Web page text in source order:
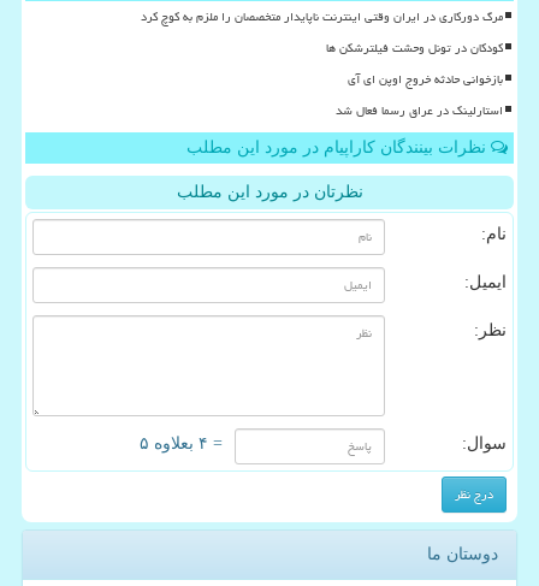
مرگ دورکاری در ایران وقتی اینترنت ناپایدار متخصصان را ملزم به کوچ کرد
کودکان در تونل وحشت فیلترشکن ها
بازخوانی حادثه خروج اوپن ای آی
استارلینک در عراق رسما فعال شد
نظرات بینندگان کاراپیام در مورد این مطلب
نظرتان در مورد این مطلب
نام:
ایمیل:
نظر:
سوال: = ۴ بعلاوه ۵
دوستان ما